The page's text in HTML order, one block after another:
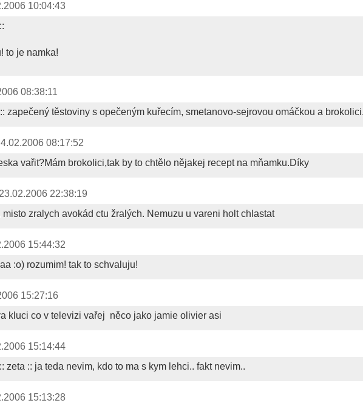
10:04:43
to je namka!
08:38:11
zapečený těstoviny s opečeným kuřecím, smetanovo-sejrovou omáčkou a
08:17:52
vařit?Mám brokolici,tak by to chtělo nějakej recept na mňamku.Díky
22:38:19
misto zralych avokád ctu žralých. Nemuzu u vareni holt chlastat
15:44:32
:o) rozumim! tak to schvaluju!
15:27:16
kluci co v televizi vařej něco jako jamie olivier asi
15:14:44
zeta :: ja teda nevim, kdo to ma s kym lehci.. fakt nevim..
15:13:28